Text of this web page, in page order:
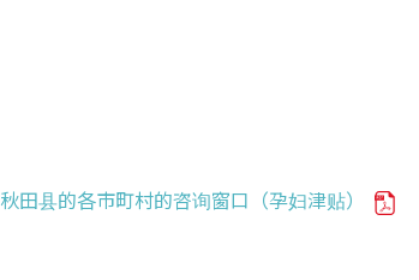
秋田县的各市町村的咨询窗口（孕妇津贴）